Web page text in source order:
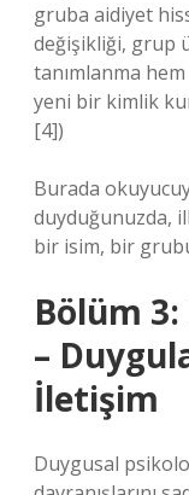
gruba aidiyet
değişikliği, grup
tanımlanma
yeni bir kimlik
[4])
Burada
duyduğunuzda,
bir isim, bir
Bölüm
–
İletişim
Duygusal